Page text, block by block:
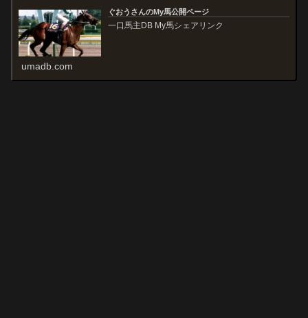
ぐおうさんのMy馬公開ページ
一口馬主DB My馬シェアリンク
umadb.com